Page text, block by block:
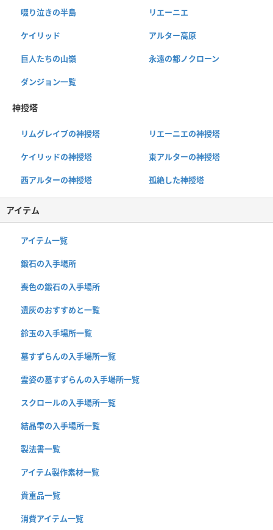
啜り泣きの半島 リエーニエ
ケイリッド アルター高原
巨人たちの山嶺 永遠の都ノクローン
ダンジョン一覧
神授塔
リムグレイブの神授塔 リエーニエの神授塔
ケイリッドの神授塔 東アルターの神授塔
西アルターの神授塔 孤絶した神授塔
アイテム
アイテム一覧
鍛石の入手場所
喪色の鍛石の入手場所
遺灰のおすすめと一覧
鈴玉の入手場所一覧
墓すずらんの入手場所一覧
霊姿の墓すずらんの入手場所一覧
スクロールの入手場所一覧
結晶雫の入手場所一覧
製法書一覧
アイテム製作素材一覧
貴重品一覧
消費アイテム一覧